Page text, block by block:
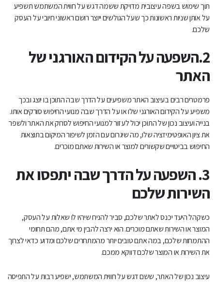
תוך שימוש בשפה עיצובית מדויקת ששמה דגש על חווית המשתמש תשפיע
על אותן שניות ראשונות כך שעל הגולשים ייוצר רושם ראשוני חיובי על העסק
שלכם.
2.השפעה על הקידום האורגני של
האתר
פרמטרים רבים בעיצוב האתר משפיעים על הדרך שבה התוכן בו יוצג ובכך
משפיע על הקידום האורגני שלו או על הדרך שבה מנועי החיפוש סורקים אותו.
בנייה ועיצוב נכון של התוכן יכול לעזור למנועי החיפוש לסרוק את האתר ולשפר
את ציון האופטימיזציה שלו, מה שיגרום עם הזמן לשיפור המיקום בתוצאות
החיפוש בביטויים שקשורים למוצר או השירות שאתם מוכרים.
3. השפעה על הדרך שבה יתפסו את
השירות שלכם
כשקהל היעד יכנס לאתר שלכם, סביר להניח שיהיו לו שאלות על העסק,
המוצר או השירות שאתם מוכרים. הוא ירצה להבין מי אתם, מהם תחומי
ההתמחות שלכם, במה אתם טובים יותר מהמתחרים שלכם ומדוע כדאי לצרוך
את השירות או המוצר שלכם דווקא ממכם.
עיצוב נכון של האתר, ששם דגש על חווית המשתמש, ישפיע רבות על התפיסה